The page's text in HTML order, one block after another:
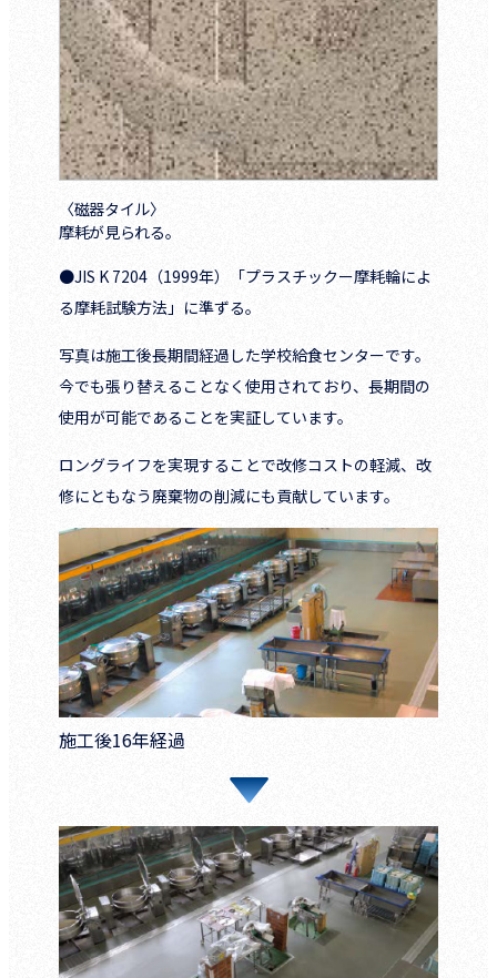
〈磁器タイル〉
摩耗が見られる。
●JIS K 7204（1999年）「プラスチックー摩耗輪によ
る摩耗試験方法」に準ずる。
写真は施工後長期間経過した学校給食センターです。
今でも張り替えることなく使用されており、長期間の
使用が可能であることを実証しています。
ロングライフを実現することで改修コストの軽減、改
修にともなう廃棄物の削減にも貢献しています。
施工後16年経過